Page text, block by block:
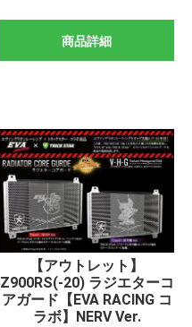
商品詳細
【アウトレット】
Z900RS(-20) ラジエターコ
アガード【EVA RACING コ
ラボ】NERV Ver.